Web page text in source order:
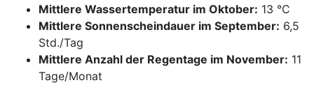
Mittlere Wassertemperatur im Oktober: 13 °C
Mittlere Sonnenscheindauer im September: 6,5
Std./Tag
Mittlere Anzahl der Regentage im November: 11
Tage/Monat